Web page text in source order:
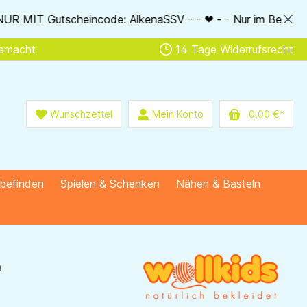
- - ❤ - - Nur im Bestellablauf direkt einlösbar -
14 Tage Widerrufsrecht
Wunschzettel Mein Konto 0,00 €*
Spielen & Schenken
Nähen & Basteln